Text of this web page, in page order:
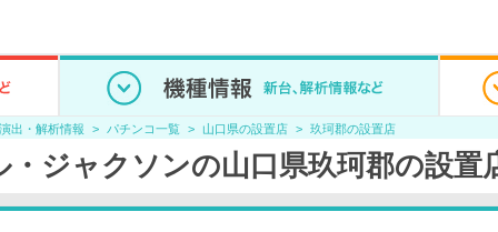
出・解析情報 パチンコ一覧 山口県の設置店 玖珂郡の設置店
ジャクソンの山口県玖珂郡の設置